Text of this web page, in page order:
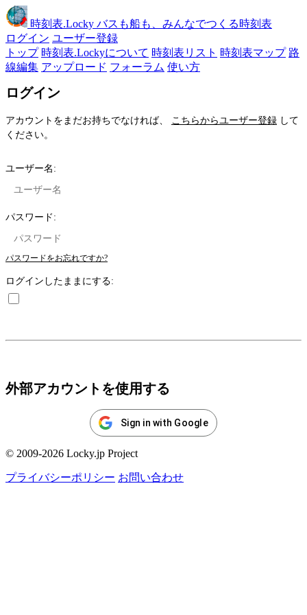
時刻表.Locky バスも船も、みんなでつくる時刻表
ログイン ユーザー登録
トップ 時刻表.Lockyについて 時刻表リスト 時刻表マップ 路
線編集 アップロード フォーラム 使い方
ログイン
アカウントをまだお持ちでなければ、 こちらからユーザー登録 して
ください。
ユーザー名:
パスワード:
パスワードをお忘れですか?
ログインしたままにする:
外部アカウントを使用する
Sign in with Google
© 2009-2026 Locky.jp Project
プライバシーポリシー お問い合わせ